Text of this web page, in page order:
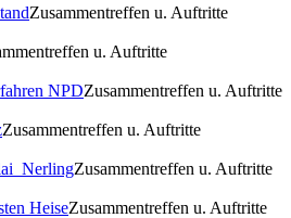
Zusammentreffen u. Auftritte
u. Auftritte
NPDZusammentreffen u. Auftritte
Zusammentreffen u. Auftritte
Zusammentreffen u. Auftritte
HeiseZusammentreffen u. Auftritte